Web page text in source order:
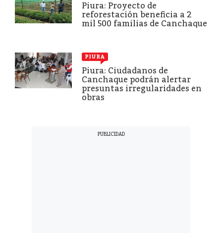
Piura: Proyecto de
reforestación beneficia a 2
mil 500 familias de Canchaque
PIURA
Piura: Ciudadanos de
Canchaque podrán alertar
presuntas irregularidades en
obras